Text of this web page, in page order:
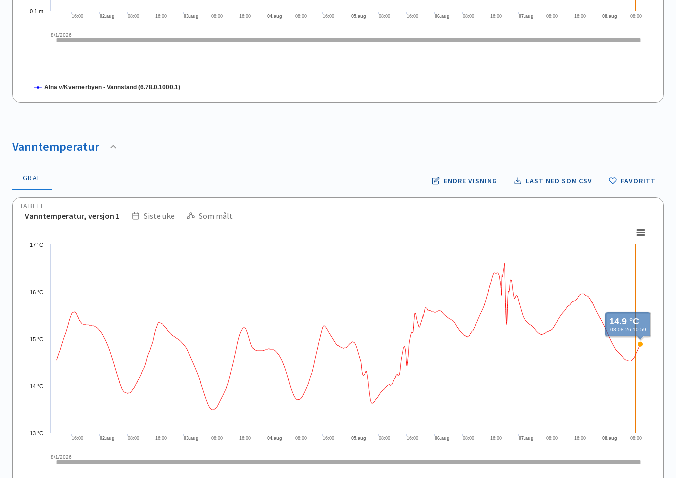
8/1/2026
Alna v/Kvernerbyen - Vannstand (6.78.0.1000.1)
02.aug 03.aug 04.aug 05.aug 06.aug 07.aug 08.aug
16:00 08:00 16:00 08:00 16:00 08:00 16:00 08:00 16:00 08:00 16:00 08:00 16:00 08:00
0.1 m
End of interactive chart.
Vanntemperatur
GRAF
TABELL
ENDRE VISNING LAST NED SOM CSV FAVORITT
Vanntemperatur, versjon 1 Siste uke
Som målt
8/1/2026
02.aug 03.aug 04.aug 05.aug 06.aug 07.aug 08.aug
16:00 08:00 16:00 08:00 16:00 08:00 16:00 08:00 16:00 08:00 16:00 08:00 16:00 08:00
13 °C
14 °C
15 °C
16 °C
17 °C
14.9 °C
08.08.26 10:59